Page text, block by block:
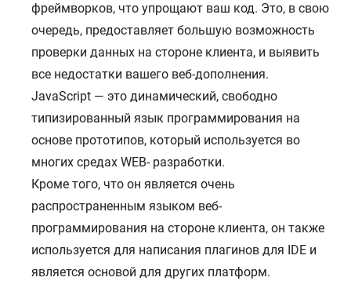
фреймворков, что упрощают ваш код. Это, в свою
очередь, предоставляет большую возможность
проверки данных на стороне клиента, и выявить
все недостатки вашего веб-дополнения.
JavaScript — это динамический, свободно
типизированный язык программирования на
основе прототипов, который используется во
многих средах WEB- разработки.
Кроме того, что он является очень
распространенным языком веб-
программирования на стороне клиента, он также
используется для написания плагинов для IDE и
является основой для других платформ.